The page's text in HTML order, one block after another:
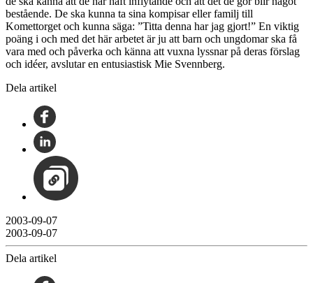
bestående. De ska kunna ta sina kompisar eller familj till
Komettorget och kunna säga: ”Titta denna har jag gjort!” En viktig
poäng i och med det här arbetet är ju att barn och ungdomar ska få
vara med och påverka och känna att vuxna lyssnar på deras förslag
och idéer, avslutar en entusiastisk Mie Svennberg.
Dela artikel
2003-09-07
2003-09-07
Dela artikel